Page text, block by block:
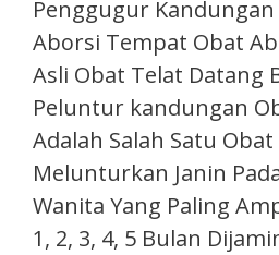
Penggugur
Aborsi Tempat Obat
Asli Obat Telat Datang
Peluntur kandungan
Adalah Salah Satu
Melunturkan Janin
Wanita Yang Paling
1, 2, 3, 4, 5 Bulan